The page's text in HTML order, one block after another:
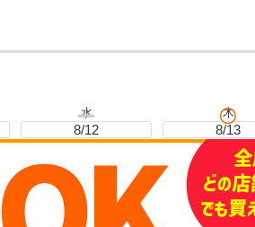
水
8/12
木
8/13